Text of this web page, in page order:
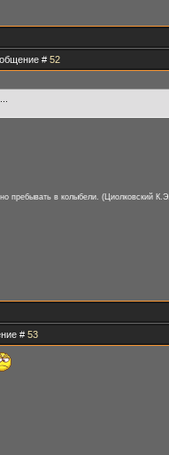
# 52
пребывать в колыбели. (Циолковский
# 53